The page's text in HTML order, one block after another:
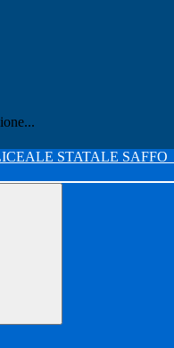
STATALE SAFFO